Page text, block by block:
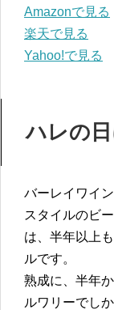
Amazonで見る
楽天で見る
Yahoo!で見る
ハレの
バーレイワイ
スタイルのビ
は、半年以上
ルです。
熟成に、半年
ルワリーでし